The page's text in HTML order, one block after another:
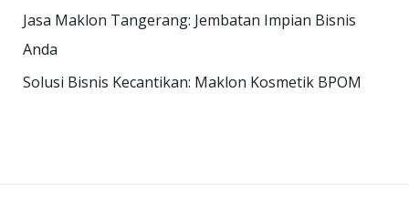
:Jasa Maklon Tangerang: Jembatan Impian Bisnis
Anda
Solusi Bisnis Kecantikan: Maklon Kosmetik BPOM